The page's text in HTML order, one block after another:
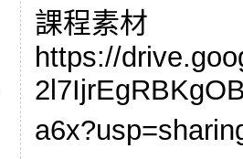
課程素材
https://